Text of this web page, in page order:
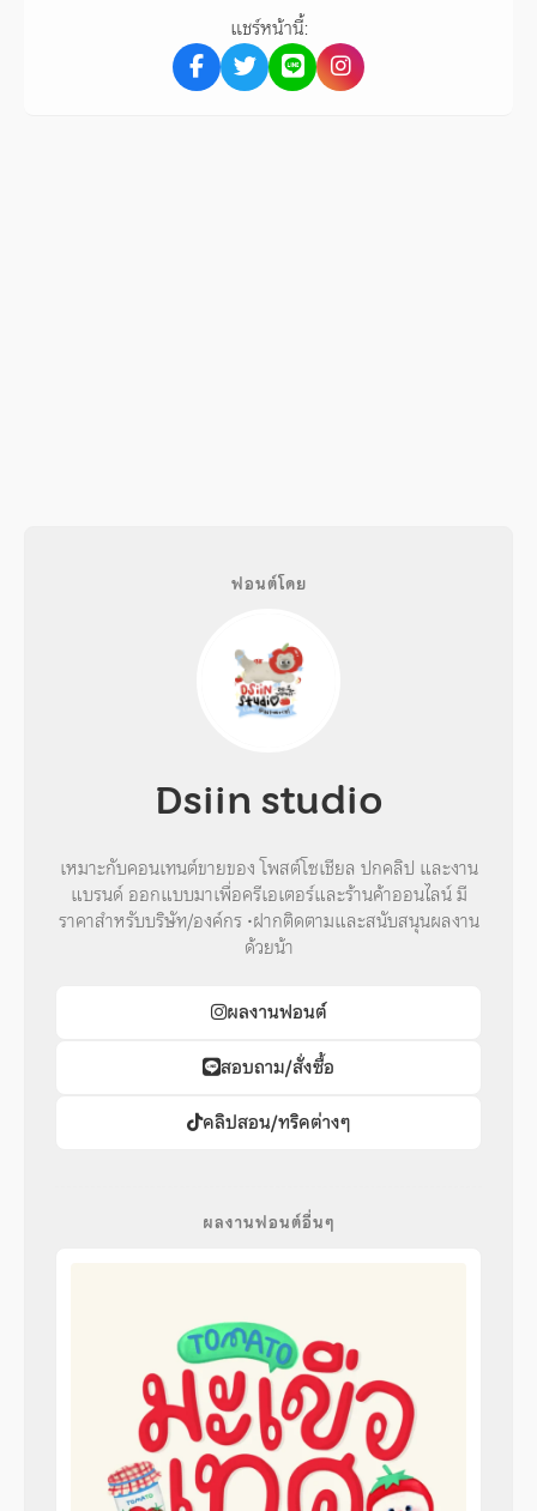
แชร์หน้านี้:
ฟอนต์โดย
Dsiin studio
เหมาะกับคอนเทนต์ขายของ โพสต์โซเชียล ปกคลิป และงาน
แบรนด์ ออกแบบมาเพื่อครีเอเตอร์และร้านค้าออนไลน์ มี
ราคาสำหรับบริษัท/องค์กร •ฝากติดตามและสนับสนุนผลงาน
ด้วยน้า
ผลงานฟอนต์
สอบถาม/สั่งซื้อ
คลิปสอน/ทริคต่างๆ
ผลงานฟอนต์อื่นๆ